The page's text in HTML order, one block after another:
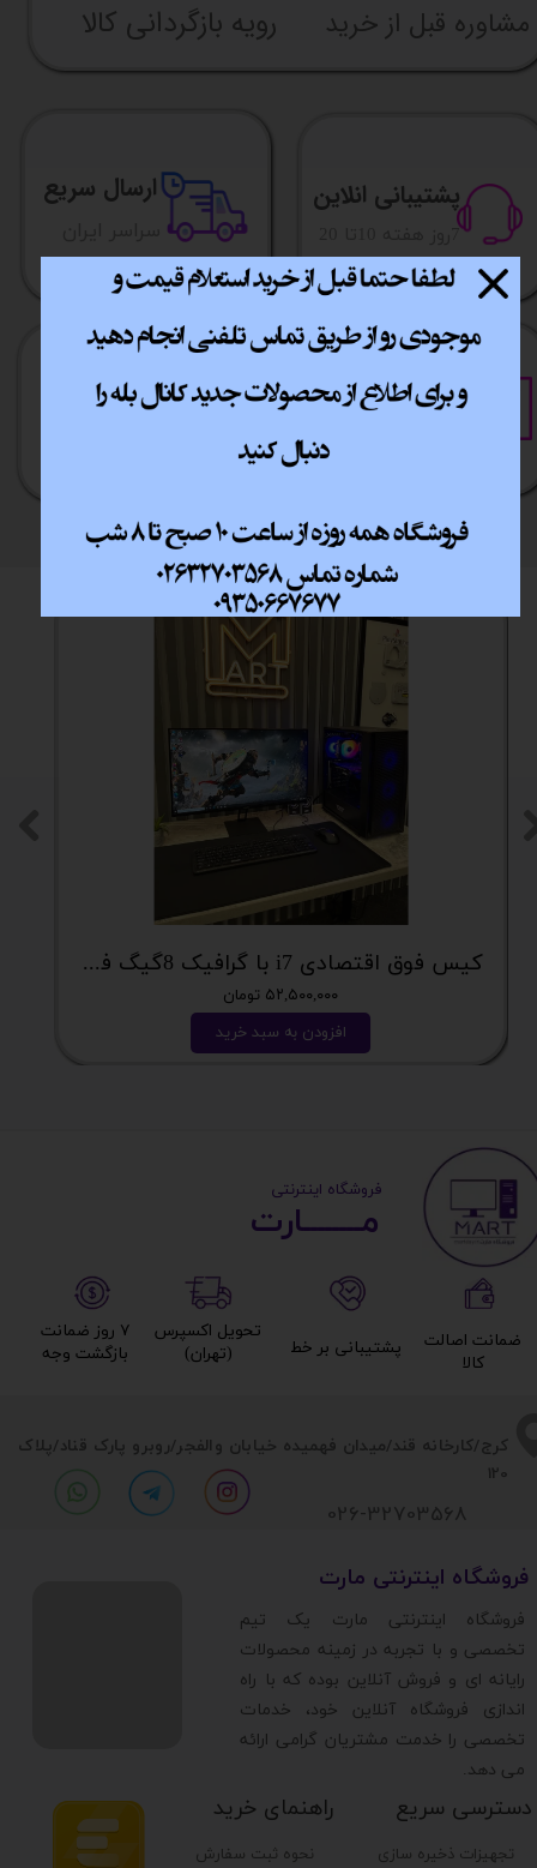
مشاوره قبل از خرید رویه بازگردانی کالا
پشتیبانی انلاین
​7روز هفته 10تا 20
ارسال سریع
خرید آسان خرید قسطی
کیس فوق اقتصادی i7 با گرافیک 8گیگ فوق اکونومی کد 2162
۵۲,۵۰۰,۰۰۰ تومان
افزودن به سبد خرید
​​کرج/کارخانه قند/میدان فهمیده خیابان والفجر/روبرو پارک قناد/پلاک
120
تجهیزات ذخیره سازی
دسترسی سریع راهنمای خرید
نحوه ثبت سفارش
​فروشگاه اینترنتی مارت
​فروشگاه اینترنتی مارت یک تیم
تخصصی و با تجربه در زمینه محصولات
رایانه ای و فروش آنلاین بوده که با راه
اندازی فروشگاه آنلاین خود، خدمات
تخصصی را خدمت مشتریان گرامی ارائه
می دهد.
026-32703568
مــــــــارت​​​​​​
​ ​فروشگاه اینترنتی
۷ روز ضمانت
بازگشت وجه​​​​​​​
تحویل اکسپرس
(تهران)​​​​​​​
پشتیبانی بر خط​​​​​​​
ضمانت اصالت
کالا​​​​​​​